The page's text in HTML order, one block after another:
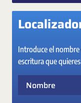
Introduce el
escritura que